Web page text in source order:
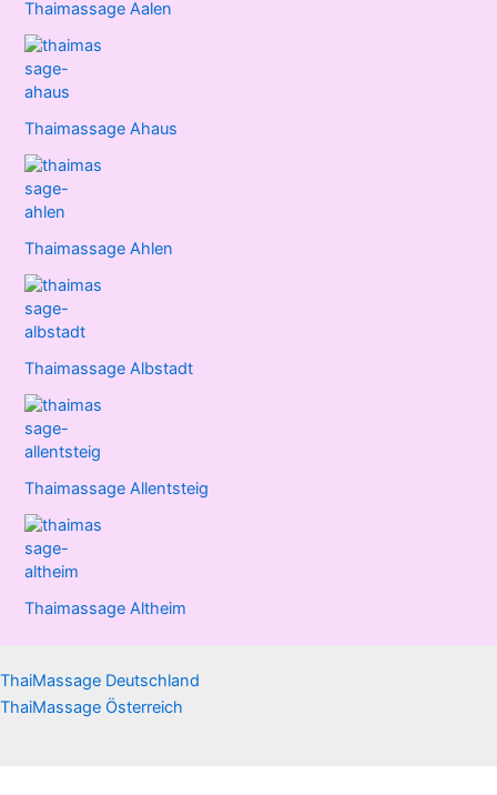
Thaimassage Aalen
Thaimassage Ahaus
Thaimassage Ahlen
Thaimassage Albstadt
Thaimassage Allentsteig
Thaimassage Altheim
ThaiMassage Deutschland
ThaiMassage Österreich